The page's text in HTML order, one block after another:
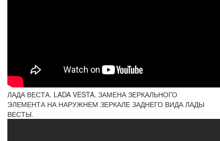
ЛАДА ВЕСТА. LADA VESTA. ЗАМЕНА ЗЕРКАЛЬНОГО
ЭЛЕМЕНТА НА НАРУЖНЕМ ЗЕРКАЛЕ ЗАДНЕГО ВИДА ЛАДЫ
ВЕСТЫ.